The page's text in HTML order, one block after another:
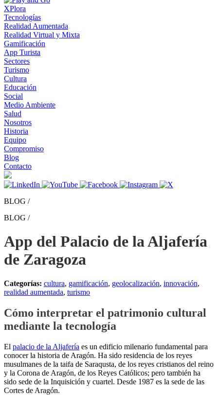
XPlora
Tecnologías
Realidad Aumentada
Realidad Virtual y Mixta
Gamificación
App Turista
Sectores
Turismo
Cultura
Educación
Social
Medio Ambiente
Salud
Nosotros
Historia
Equipo
Compromiso
Blog
Contacto
BLOG /
BLOG /
App del Palacio de la Aljafería
de Zaragoza
Categorías: cultura, gamificación, geolocalización, innovación,
realidad aumentada, turismo
Cómo interpretar el patrimonio cultural
mediante la tecnología
El palacio de la Aljafería es un edificio milenario fundamental para
conocer la historia de Aragón. Ha sido residencia de los reyes
musulmanes de la taifa de Saraqusta, de los reyes cristianos del reino
y la Corona de Aragón, de los Reyes Católicos; pero también ha
sido sede de la Inquisición y cuartel. Desde 1987 es la sede de las
Cortes de Aragón.